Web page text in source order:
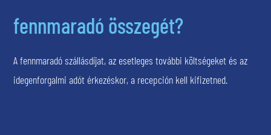
fennmaradó összegét?
A fennmaradó szállásdíjat, az esetleges további költségeket és az
idegenforgalmi adót érkezéskor, a recepción kell kifizetned.